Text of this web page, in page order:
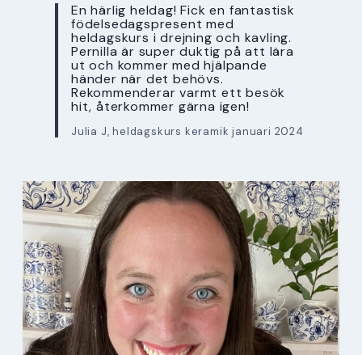
En härlig heldag! Fick en fantastisk
födelsedagspresent med
heldagskurs i drejning och kavling.
Pernilla är super duktig på att lära
ut och kommer med hjälpande
händer när det behövs.
Rekommenderar varmt ett besök
hit, återkommer gärna igen!
Julia J, heldagskurs keramik januari 2024